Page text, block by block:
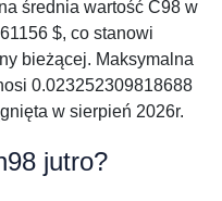
średnia wartość C98 w
$, co stanowi
bieżącej. Maksymalna
0.023252309818688
w sierpień 2026r.
jutro?